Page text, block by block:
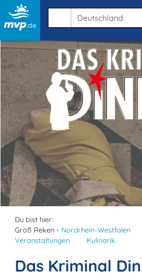
Du bist hier:
Groß Reken - Nordrhein-Westfalen
Veranstaltungen
Kulinarik
Das Kriminal